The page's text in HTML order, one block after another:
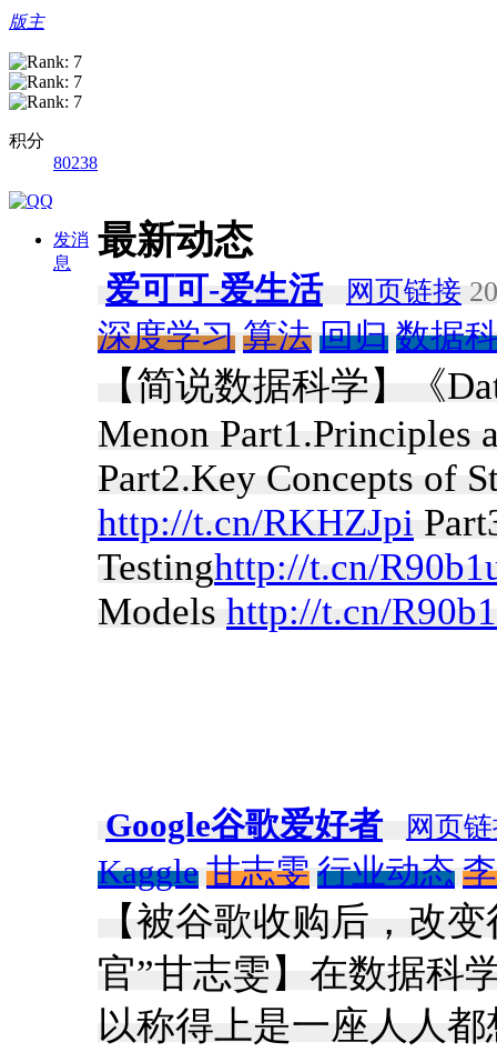
版主
积分
80238
发消
息
最新动态
爱可可-爱生活 网页链接
深度学习 算法 回归 数据
【简说数据科学】《
Menon Part1.Principles
Part2.Key Concepts of
http://t.cn/RKHZJpi
Testinghttp://t.cn/
Models http://t.cn/
Google谷歌爱好者 网页
Kaggle 甘志雯 行业动态
【被谷歌收购后，改
官”甘志雯】在数据科
以称得上是一座人人